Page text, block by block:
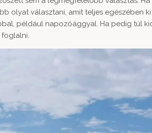
olyat választani, amit teljes egészében ki
például napozóággyal. Ha pedig túl